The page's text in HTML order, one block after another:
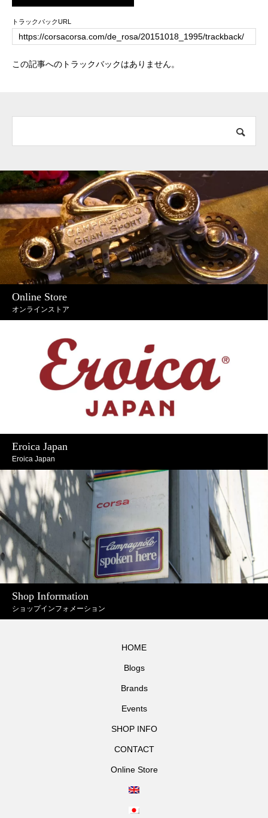
トラックバックURL
この記事へのトラックバックはありません。
Online Store
オンラインストア
Eroica Japan
Eroica Japan
Shop Information
ショップインフォメーション
HOME
Blogs
Brands
Events
SHOP INFO
CONTACT
Online Store